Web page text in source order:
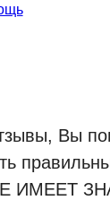
Вы
ИМЕЕТ